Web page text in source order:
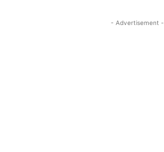
- Advertisement -